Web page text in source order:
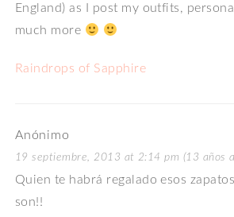
England) as I post my outfits,
much more
Raindrops of Sapphire
Anónimo
19 septiembre, 2013 at 2:14 pm (13 años
Quien te habrá regalado esos
son!!